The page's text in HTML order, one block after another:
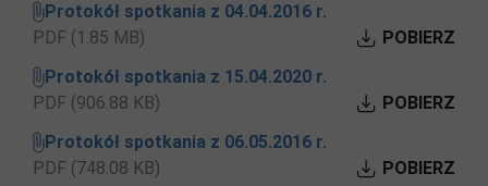
Protokół spotkania z 04.04.2016 r.
PDF (1.85 MB)
POBIERZ
Protokół spotkania z 15.04.2020 r.
PDF (906.88 KB)
POBIERZ
Protokół spotkania z 06.05.2016 r.
PDF (748.08 KB)
POBIERZ